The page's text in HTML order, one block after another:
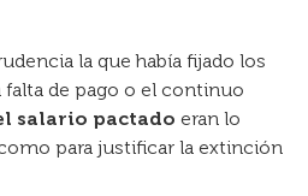
la que había fijado los
de pago o el continuo
salario pactado eran lo
para justificar la extinción